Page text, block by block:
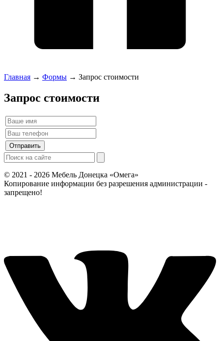
Главная → Формы → Запрос стоимости
Запрос стоимости
© 2021 - 2026 Мебель Донецка «Омега»
Копирование информации без разрешения администрации -
запрещено!